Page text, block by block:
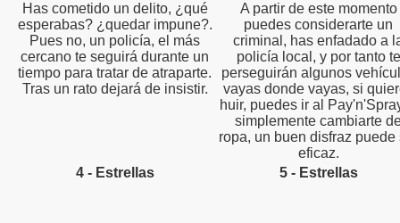
Has cometido un delito, ¿qué
esperabas? ¿quedar impune?.
Pues no, un policía, el más
cercano te seguirá durante un
tiempo para tratar de atraparte.
Tras un rato dejará de insistir.
A partir de este momento
puedes considerarte un
criminal, has enfadado a
policía local, y por tanto te
perseguirán algunos
vayas donde vayas, si
huir, puedes ir al
simplemente cambiarte
ropa, un buen disfraz puede
eficaz.
4 - Estrellas
5 - Estrellas